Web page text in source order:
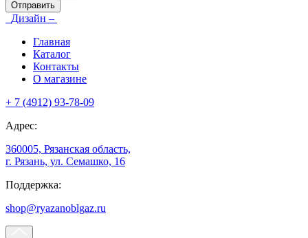
Дизайн –
Главная
Каталог
Контакты
О магазине
+ 7 (4912) 93-78-09
Адрес:
360005, Рязанская область,
г. Рязань, ул. Семашко, 16
Поддержка:
shop@ryazanoblgaz.ru